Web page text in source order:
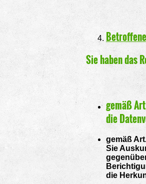
Sie haben das
gemäß
die
gemäß
Sie
die